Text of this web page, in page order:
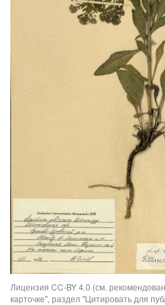
Лицензия CC-BY 4.0 (см.
карточке", раздел "Цитировать для